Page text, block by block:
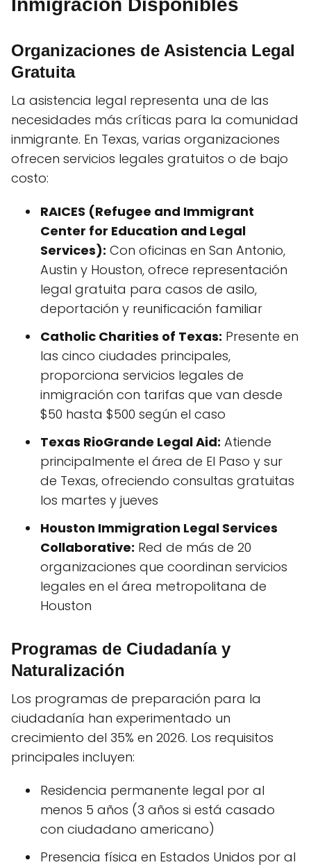
Inmigración Disponibles
Organizaciones de Asistencia Legal
Gratuita
La asistencia legal representa una de las
necesidades más críticas para la comunidad
inmigrante. En Texas, varias organizaciones
ofrecen servicios legales gratuitos o de bajo
costo:
RAICES (Refugee and Immigrant
Center for Education and Legal
Services): Con oficinas en San Antonio,
Austin y Houston, ofrece representación
legal gratuita para casos de asilo,
deportación y reunificación familiar
Catholic Charities of Texas: Presente en
las cinco ciudades principales,
proporciona servicios legales de
inmigración con tarifas que van desde
$50 hasta $500 según el caso
Texas RioGrande Legal Aid: Atiende
principalmente el área de El Paso y sur
de Texas, ofreciendo consultas gratuitas
los martes y jueves
Houston Immigration Legal Services
Collaborative: Red de más de 20
organizaciones que coordinan servicios
legales en el área metropolitana de
Houston
Programas de Ciudadanía y
Naturalización
Los programas de preparación para la
ciudadanía han experimentado un
crecimiento del 35% en 2026. Los requisitos
principales incluyen:
Residencia permanente legal por al
menos 5 años (3 años si está casado
con ciudadano americano)
Presencia física en Estados Unidos por al